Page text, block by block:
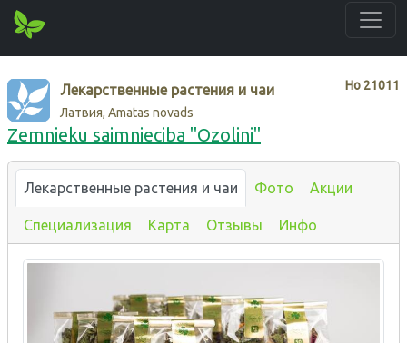
Нo 21011
Лекарственные растения и чаи
Латвия, Amatas novads
Zemnieku saimnieciba "Ozolini"
Лекарственные растения и чаи Фото Акции
Специализация Карта Отзывы Инфо